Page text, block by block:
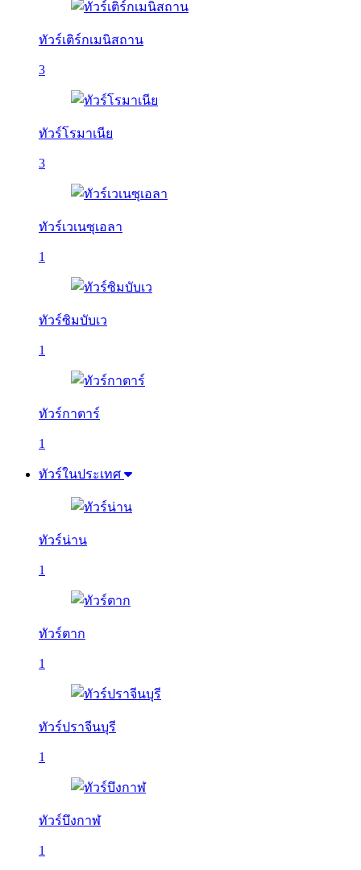
ทัวร์เติร์กเมนิสถาน
3
ทัวร์โรมาเนีย
3
ทัวร์เวเนซุเอลา
1
ทัวร์ซิมบับเว
1
ทัวร์กาตาร์
1
ทัวร์ในประเทศ
ทัวร์น่าน
1
ทัวร์ตาก
1
ทัวร์ปราจีนบุรี
1
ทัวร์บึงกาฬ
1